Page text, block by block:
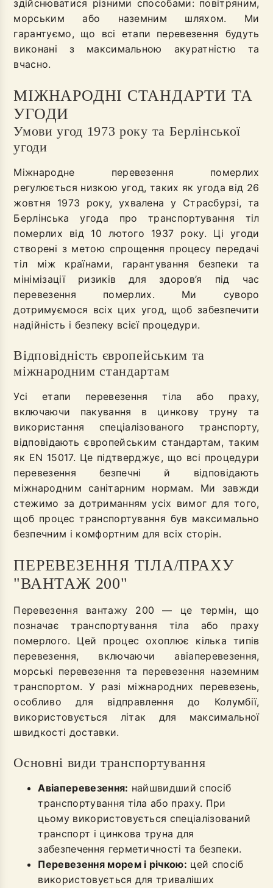
здійснюватися різними способами: повітряним,
морським або наземним шляхом. Ми
гарантуємо, що всі етапи перевезення будуть
виконані з максимальною акуратністю та
вчасно.
МІЖНАРОДНІ СТАНДАРТИ ТА
УГОДИ
Умови угод 1973 року та Берлінської
угоди
Міжнародне перевезення померлих
регулюється низкою угод, таких як угода від 26
жовтня 1973 року, ухвалена у Страсбурзі, та
Берлінська угода про транспортування тіл
померлих від 10 лютого 1937 року. Ці угоди
створені з метою спрощення процесу передачі
тіл між країнами, гарантування безпеки та
мінімізації ризиків для здоров’я під час
перевезення померлих. Ми суворо
дотримуємося всіх цих угод, щоб забезпечити
надійність і безпеку всієї процедури.
Відповідність європейським та
міжнародним стандартам
Усі етапи перевезення тіла або праху,
включаючи пакування в цинкову труну та
використання спеціалізованого транспорту,
відповідають європейським стандартам, таким
як EN 15017. Це підтверджує, що всі процедури
перевезення безпечні й відповідають
міжнародним санітарним нормам. Ми завжди
стежимо за дотриманням усіх вимог для того,
щоб процес транспортування був максимально
безпечним і комфортним для всіх сторін.
ПЕРЕВЕЗЕННЯ ТІЛА/ПРАХУ
"ВАНТАЖ 200"
Перевезення вантажу 200 — це термін, що
позначає транспортування тіла або праху
померлого. Цей процес охоплює кілька типів
перевезення, включаючи авіаперевезення,
морські перевезення та перевезення наземним
транспортом. У разі міжнародних перевезень,
особливо для відправлення до Колумбії,
використовується літак для максимальної
швидкості доставки.
Основні види транспортування
Авіаперевезення: найшвидший спосіб
транспортування тіла або праху. При
цьому використовується спеціалізований
транспорт і цинкова труна для
забезпечення герметичності та безпеки.
Перевезення морем і річкою: цей спосіб
використовується для триваліших